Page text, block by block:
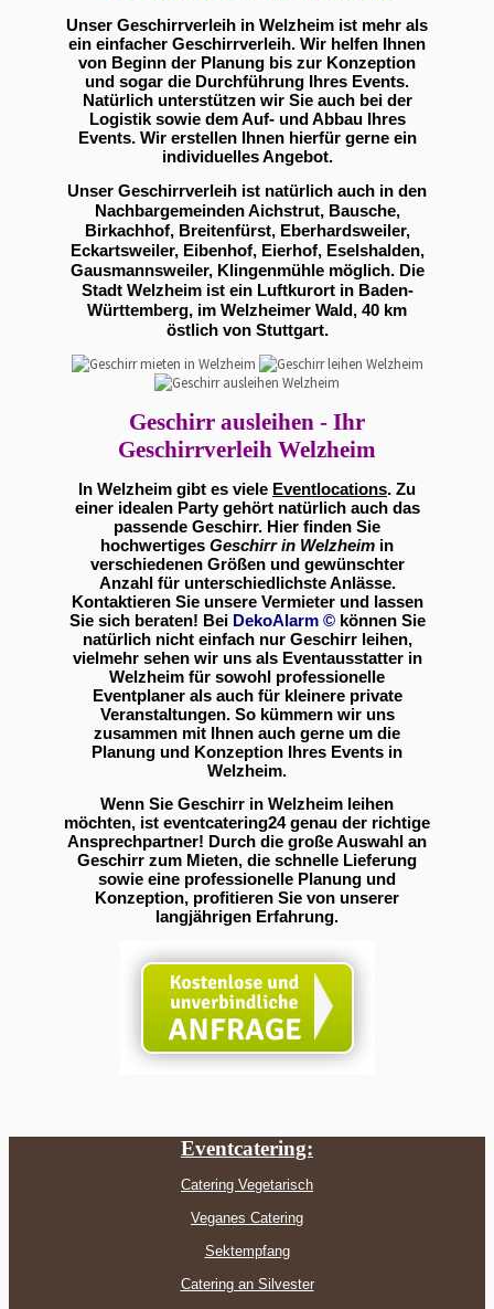
Unser Geschirrverleih in Welzheim ist mehr als
ein einfacher Geschirrverleih. Wir helfen Ihnen
von Beginn der Planung bis zur Konzeption
und sogar die Durchführung Ihres Events.
Natürlich unterstützen wir Sie auch bei der
Logistik sowie dem Auf- und Abbau Ihres
Events. Wir erstellen Ihnen hierfür gerne ein
individuelles Angebot.
Unser Geschirrverleih ist natürlich auch in den
Nachbargemeinden Aichstrut, Bausche,
Birkachhof, Breitenfürst, Eberhardsweiler,
Eckartsweiler, Eibenhof, Eierhof, Eselshalden,
Gausmannsweiler, Klingenmühle möglich. Die
Stadt Welzheim ist ein Luftkurort in Baden-
Württemberg, im Welzheimer Wald, 40 km
östlich von Stuttgart.
Geschirr ausleihen - Ihr
Geschirrverleih Welzheim
In Welzheim gibt es viele Eventlocations. Zu
einer idealen Party gehört natürlich auch das
passende Geschirr. Hier finden Sie
hochwertiges Geschirr in Welzheim in
verschiedenen Größen und gewünschter
Anzahl für unterschiedlichste Anlässe.
Kontaktieren Sie unsere Vermieter und lassen
Sie sich beraten! Bei DekoAlarm ©können Sie
natürlich nicht einfach nur Geschirr leihen,
vielmehr sehen wir uns als Eventausstatter in
Welzheim für sowohl professionelle
Eventplaner als auch für kleinere private
Veranstaltungen. So kümmern wir uns
zusammen mit Ihnen auch gerne um die
Planung und Konzeption Ihres Events in
Welzheim.
Wenn Sie Geschirr in Welzheim leihen
möchten, ist eventcatering24 genau der richtige
Ansprechpartner! Durch die große Auswahl an
Geschirr zum Mieten, die schnelle Lieferung
sowie eine professionelle Planung und
Konzeption, profitieren Sie von unserer
langjährigen Erfahrung.
Eventcatering:
Catering Vegetarisch
Veganes Catering
Sektempfang
Catering an Silvester